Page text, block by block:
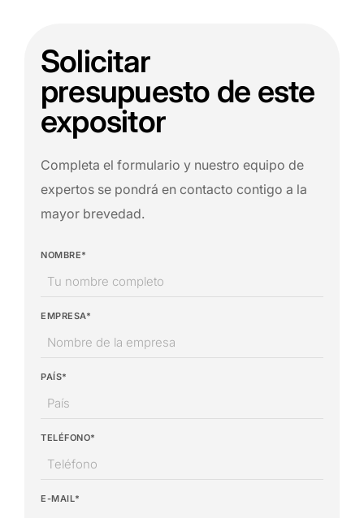
Solicitar
presupuesto de este
expositor
Completa el formulario y nuestro equipo de
expertos se pondrá en contacto contigo a la
mayor brevedad.
NOMBRE*
EMPRESA*
PAÍS*
TELÉFONO*
E-MAIL*